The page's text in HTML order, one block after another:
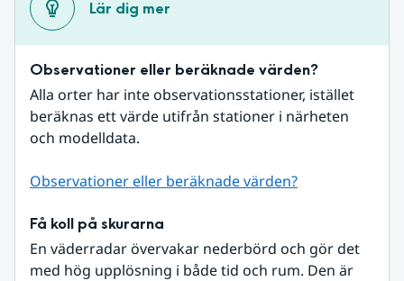
Lär dig mer
Observationer eller beräknade värden?
Alla orter har inte observationsstationer, istället
beräknas ett värde utifrån stationer i närheten
och modelldata.
Observationer eller beräknade värden?
Få koll på skurarna
En väderradar övervakar nederbörd och gör det
med hög upplösning i både tid och rum. Den är